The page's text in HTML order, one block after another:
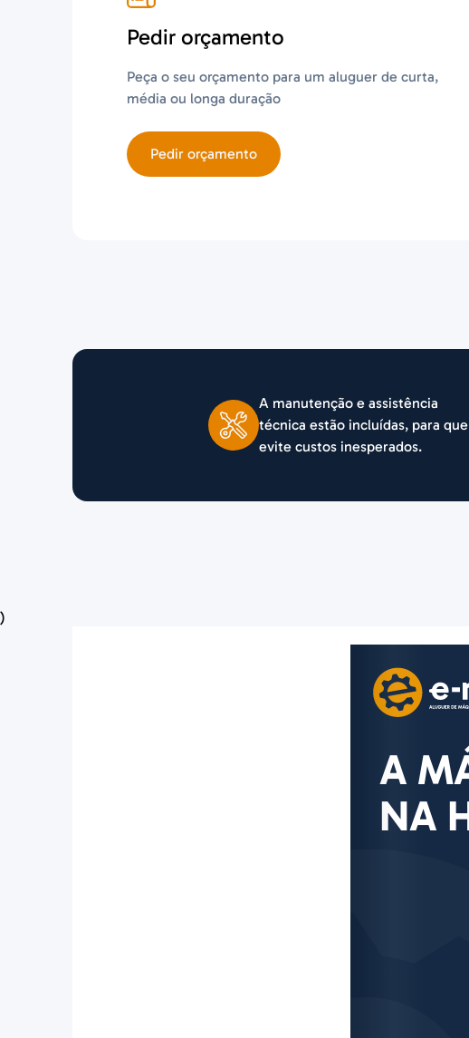
Pedir orçamento
Peça o seu orçamento para um aluguer de curta,
média ou longa duração
Pedir orçamento
A manutenção e assistência
técnica estão incluídas, para que
evite custos inesperados.
)